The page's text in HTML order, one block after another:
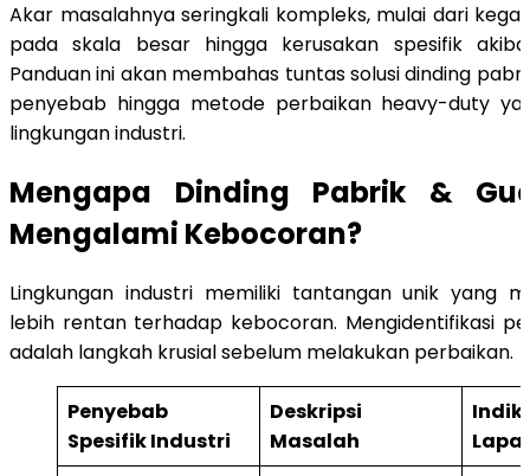
Akar masalahnya seringkali kompleks, mulai dari
pada skala besar hingga kerusakan spesifik
Panduan ini akan membahas tuntas solusi dinding
penyebab hingga metode perbaikan heavy-duty
lingkungan industri.
Mengapa Dinding Pabrik &
Mengalami Kebocoran?
Lingkungan industri memiliki tantangan unik yang
lebih rentan terhadap kebocoran. Mengidentifikasi
adalah langkah krusial sebelum melakukan perbaikan.
Penyebab
Spesifik Industri
Deskripsi
Masalah